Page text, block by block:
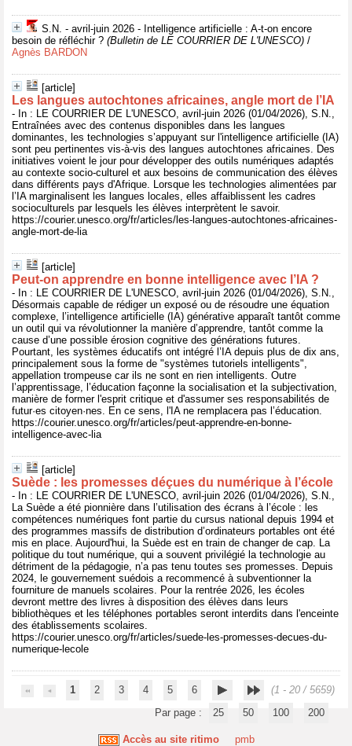
S.N. - avril-juin 2026 - Intelligence artificielle : A-t-on encore
besoin de réfléchir ? (Bulletin de LE COURRIER DE L'UNESCO) /
Agnès BARDON
[article]
Les langues autochtones africaines, angle mort de l’IA
- In : LE COURRIER DE L'UNESCO, avril-juin 2026 (01/04/2026), S.N.,
Entraînées avec des contenus disponibles dans les langues
dominantes, les technologies s’appuyant sur l'intelligence artificielle (IA)
sont peu pertinentes vis-à-vis des langues autochtones africaines. Des
initiatives voient le jour pour développer des outils numériques adaptés
au contexte socio-culturel et aux besoins de communication des élèves
dans différents pays d'Afrique. Lorsque les technologies alimentées par
l’IA marginalisent les langues locales, elles affaiblissent les cadres
socioculturels par lesquels les élèves interprètent le savoir.
https://courier.unesco.org/fr/articles/les-langues-autochtones-africaines-
angle-mort-de-lia
[article]
Peut-on apprendre en bonne intelligence avec l’IA ?
- In : LE COURRIER DE L'UNESCO, avril-juin 2026 (01/04/2026), S.N.,
Désormais capable de rédiger un exposé ou de résoudre une équation
complexe, l’intelligence artificielle (IA) générative apparaît tantôt comme
un outil qui va révolutionner la manière d’apprendre, tantôt comme la
cause d’une possible érosion cognitive des générations futures.
Pourtant, les systèmes éducatifs ont intégré l’IA depuis plus de dix ans,
principalement sous la forme de "systèmes tutoriels intelligents",
appellation trompeuse car ils ne sont en rien intelligents. Outre
l’apprentissage, l’éducation façonne la socialisation et la subjectivation,
manière de former l'esprit critique et d'assumer ses responsabilités de
futur·es citoyen·nes. En ce sens, l'IA ne remplacera pas l’éducation.
https://courier.unesco.org/fr/articles/peut-apprendre-en-bonne-
intelligence-avec-lia
[article]
Suède : les promesses déçues du numérique à l’école
- In : LE COURRIER DE L'UNESCO, avril-juin 2026 (01/04/2026), S.N.,
La Suède a été pionnière dans l’utilisation des écrans à l’école : les
compétences numériques font partie du cursus national depuis 1994 et
des programmes massifs de distribution d’ordinateurs portables ont été
mis en place. Aujourd'hui, la Suède est en train de changer de cap. La
politique du tout numérique, qui a souvent privilégié la technologie au
détriment de la pédagogie, n’a pas tenu toutes ses promesses. Depuis
2024, le gouvernement suédois a recommencé à subventionner la
fourniture de manuels scolaires. Pour la rentrée 2026, les écoles
devront mettre des livres à disposition des élèves dans leurs
bibliothèques et les téléphones portables seront interdits dans l'enceinte
des établissements scolaires.
https://courier.unesco.org/fr/articles/suede-les-promesses-decues-du-
numerique-lecole
1 2 3 4 5 6
(1 - 20 / 5659)
Par page :
25 50 100 200
Accès au site ritimo pmb